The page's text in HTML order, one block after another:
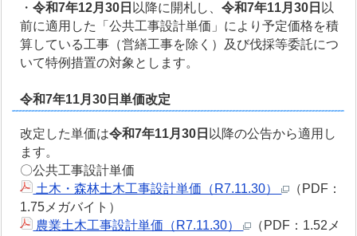
・令和7年12月30日 以降に開札し、令和7年11月30日 以
前に適用した「公共工事設計単価」により予定価格を積
算している工事（営繕工事を除く）及び伐採等委託につ
いて特例措置の対象とします。
令和7年11月30日単価改定
改定した単価は令和7年11月30日 以降の公告から適用し
ます。
〇公共工事設計単価
土木・森林土木工事設計単価（R7.11.30）
（PDF：
1.75メガバイト）
農業土木工事設計単価（R7.11.30）
（PDF：1.52メ